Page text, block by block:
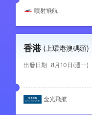
噴射飛航
香港 (上環港澳碼頭)
出發日期 8月10日(週一)
金光飛航